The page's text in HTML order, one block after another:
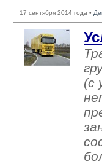
17 сентября 2014 года •
(с